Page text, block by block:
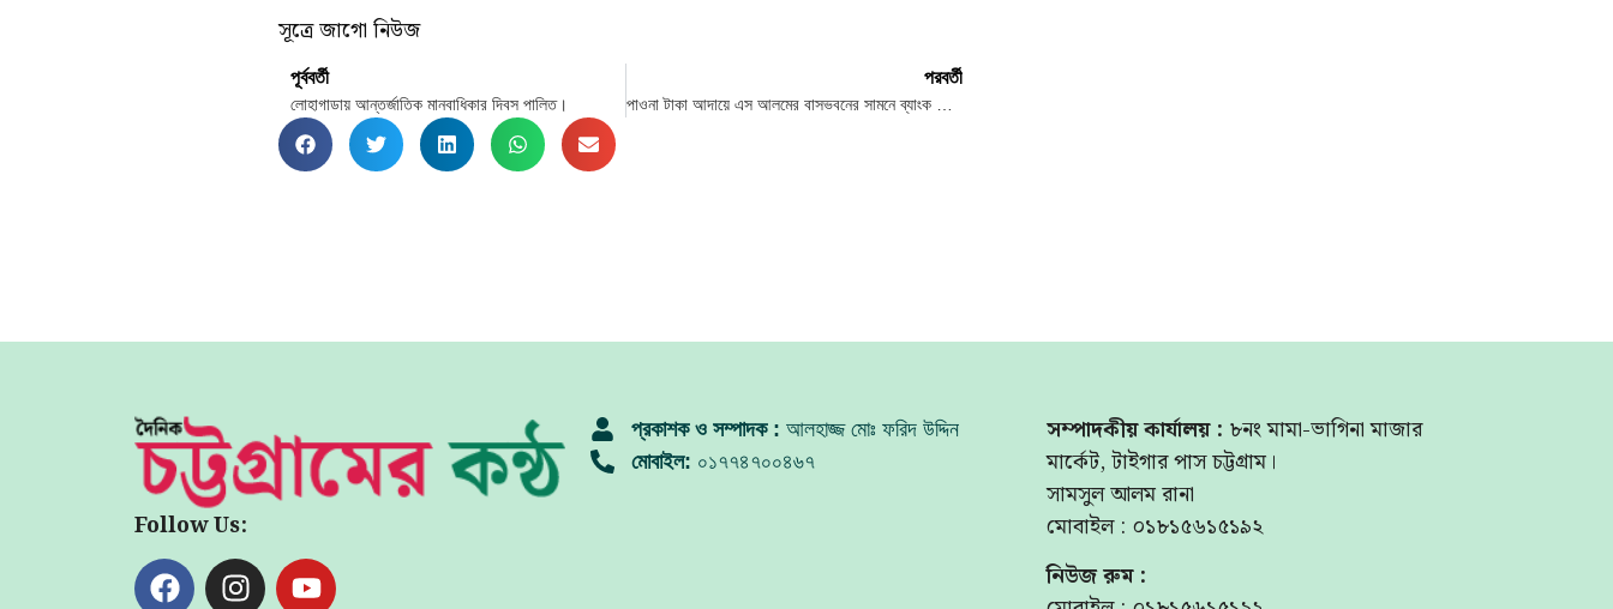
সূত্রে জাগো নিউজ
পূর্ববর্তী
লোহাগাডায় আন্তর্জাতিক মানবাধিকার দিবস পালিত।
পরবর্তী
Follow Us:
প্রকাশক ও সম্পাদক : আলহাজ্জ মোঃ ফরিদ উদ্দিন
মোবাইল: ০১৭৭৪৭০০৪৬৭
সম্পাদকীয় কার্যালয় : ৮নং মামা-ভাগিনা মাজার
মার্কেট, টাইগার পাস চট্টগ্রাম।
সামসুল আলম রানা
মোবাইল : ০১৮১৫৬১৫১৯২
নিউজ রুম :